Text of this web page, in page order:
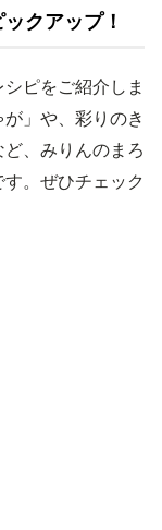
クアップ！
ピをご紹介しま
」や、彩りのき
、みりんのまろ
。ぜひチェック